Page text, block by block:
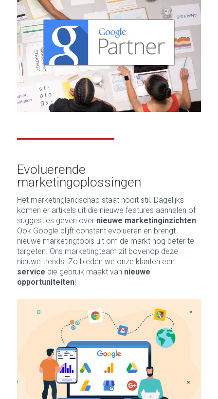
Evoluerende
marketingoplossingen
Het marketinglandschap staat nooit stil. Dagelijks
komen er artikels uit die nieuwe features aanhalen of
suggesties geven over nieuwe marketinginzichten
Ook Google blijft constant evolueren en brengt
nieuwe marketingtools uit om de markt nog beter te
targeten. Ons marketingteam zit bovenop deze
nieuwe trends. Zo bieden we onze klanten een
service die gebruik maakt van nieuwe
opportuniteiten!